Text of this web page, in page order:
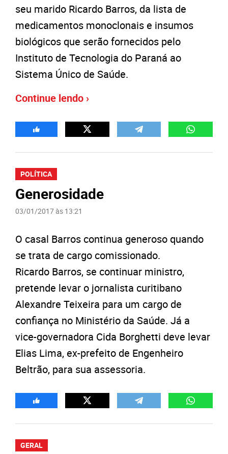
seu marido Ricardo Barros, da lista de
medicamentos monoclonais e insumos
biológicos que serão fornecidos pelo
Instituto de Tecnologia do Paraná ao
Sistema Único de Saúde.
Continue lendo ›
POLÍTICA
Generosidade
03/01/2017 às 13:21
O casal Barros continua generoso quando
se trata de cargo comissionado.
Ricardo Barros, se continuar ministro,
pretende levar o jornalista curitibano
Alexandre Teixeira para um cargo de
confiança no Ministério da Saúde. Já a
vice-governadora Cida Borghetti deve levar
Elias Lima, ex-prefeito de Engenheiro
Beltrão, para sua assessoria.
GERAL